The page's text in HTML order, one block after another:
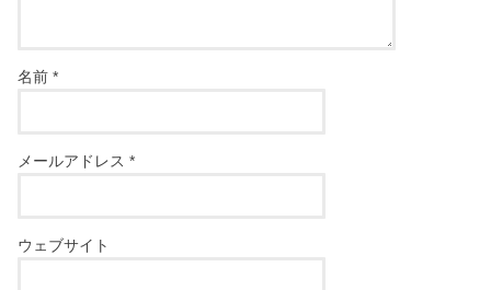
名前*
メールアドレス*
ウェブサイト